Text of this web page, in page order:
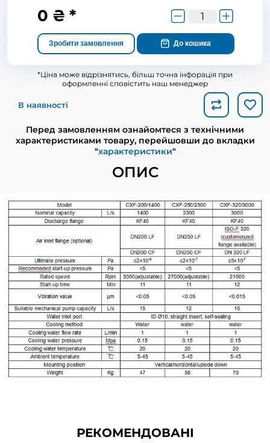
0 ₴ *
Зробити замовлення До кошика
*Ціна може відрізнятись, більш точна інфорація при
оформленні сповістить наш менеджер
В наявності
Перед замовленням ознайомтеся з технічними
характеристиками товару, перейшовши до вкладки
"характеристики"
ОПИС
РЕКОМЕНДОВАНІ